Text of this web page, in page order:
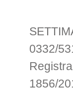
0332/
1856/